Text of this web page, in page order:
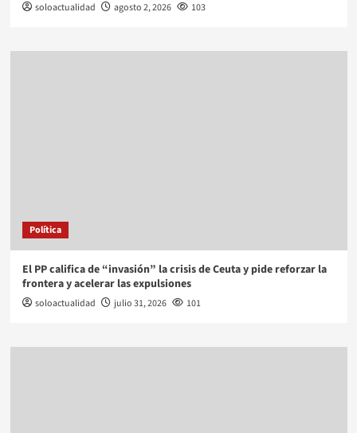
soloactualidad agosto 2, 2026 103
Política
El PP califica de “invasión” la crisis de Ceuta y pide reforzar la
frontera y acelerar las expulsiones
soloactualidad julio 31, 2026 101